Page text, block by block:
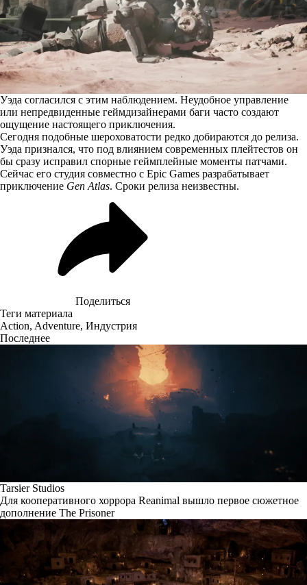
Уэда согласился с этим наблюдением. Неудобное управление
или непредвиденные геймдизайнерами баги часто создают
ощущение настоящего приключения.
Сегодня подобные шероховатости редко добираются до релиза.
Уэда признался, что под влиянием современных плейтестов он
бы сразу исправил спорные геймплейные моменты патчами.
Сейчас его студия совместно с Epic Games разрабатывает
приключение Gen Atlas. Сроки релиза неизвестны.
Поделиться
Теги материала
Action, Adventure, Индустрия
Последнее
Tarsier Studios
Для кооперативного хоррора Reanimal вышло первое сюжетное
дополнение The Prisoner